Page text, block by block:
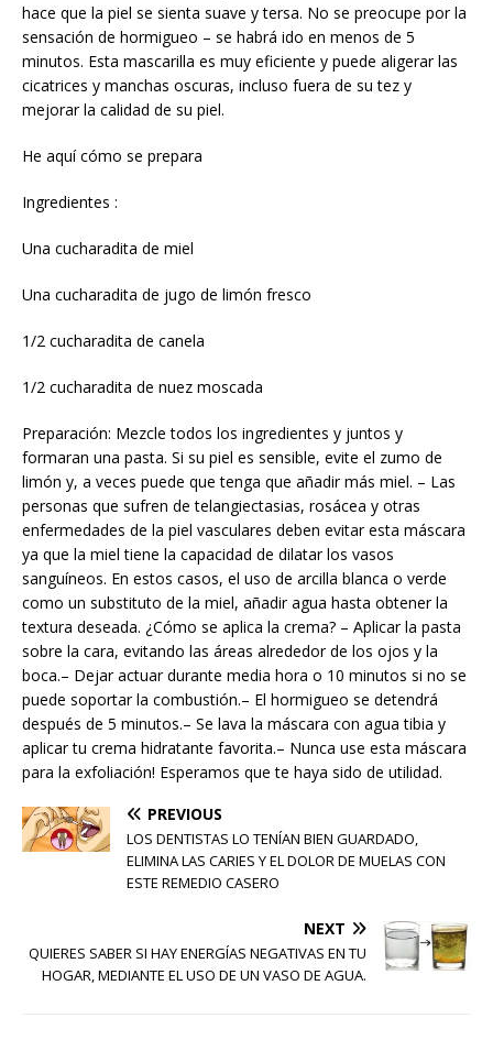
hace que la piel se sienta suave y tersa. No se preocupe por la
sensación de hormigueo – se habrá ido en menos de 5
minutos. Esta mascarilla es muy eficiente y puede aligerar las
cicatrices y manchas oscuras, incluso fuera de su tez y
mejorar la calidad de su piel.
He aquí cómo se prepara
Ingredientes :
Una cucharadita de miel
Una cucharadita de jugo de limón fresco
1/2 cucharadita de canela
1/2 cucharadita de nuez moscada
Preparación: Mezcle todos los ingredientes y juntos y
formaran una pasta. Si su piel es sensible, evite el zumo de
limón y, a veces puede que tenga que añadir más miel. – Las
personas que sufren de telangiectasias, rosácea y otras
enfermedades de la piel vasculares deben evitar esta máscara
ya que la miel tiene la capacidad de dilatar los vasos
sanguíneos. En estos casos, el uso de arcilla blanca o verde
como un substituto de la miel, añadir agua hasta obtener la
textura deseada. ¿Cómo se aplica la crema? – Aplicar la pasta
sobre la cara, evitando las áreas alrededor de los ojos y la
boca.– Dejar actuar durante media hora o 10 minutos si no se
puede soportar la combustión.– El hormigueo se detendrá
después de 5 minutos.– Se lava la máscara con agua tibia y
aplicar tu crema hidratante favorita.– Nunca use esta máscara
para la exfoliación! Esperamos que te haya sido de utilidad.
PREVIOUS
LOS DENTISTAS LO TENÍAN BIEN GUARDADO,
ELIMINA LAS CARIES Y EL DOLOR DE MUELAS CON
ESTE REMEDIO CASERO
NEXT
QUIERES SABER SI HAY ENERGÍAS NEGATIVAS EN TU
HOGAR, MEDIANTE EL USO DE UN VASO DE AGUA.